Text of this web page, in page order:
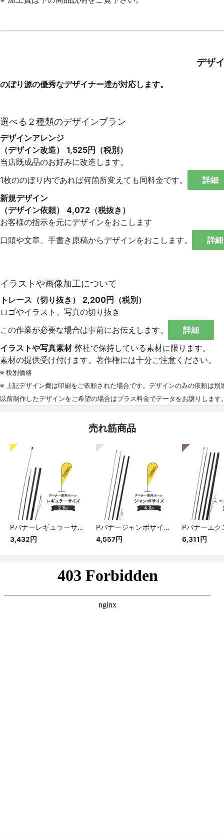
デザ
のぼり源の優秀なデザイナー達が対応します。
選べる２種類のデザインプラン
デザインアレンジ
（デザイン改造）
1,525円（税別）
当店既成品のお好みに改造します。
1枚ののぼり内であれば何箇所変えても同料金です。
詳細
新規デザイン
（デザイン依頼）
4,072（税抜き）
お客様の指示を元にデザインをおこします
口頭や文章、手書き原稿からデザインをおこします。
詳細
イラストや画像加工について
トレース（切り抜き）
2,200円（税別）
ロゴやイラスト、写真の切り抜き
この作業が必要な場合は事前にお伝えします。
詳細
イラストや写真素材 弊社で保持している素材に限ります。
素材の提供受け付けます。著作権には十分ご注意ください。
※ 税別価格
※ 上記デザイン費は印刷をご依頼された場合です。デザインのみの依頼は別
以前制作したデザインをご希望の場合はプラス料金でデータをお譲りしま
売れ筋商品
Pバナーレギュラーサイズ専用ポール
3,432円
Pバナージャンボサイズ専用ポール
4,557円
6,311円